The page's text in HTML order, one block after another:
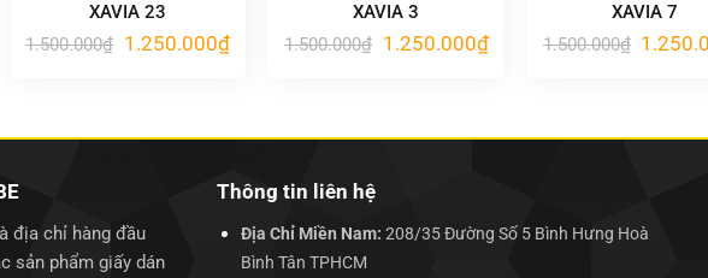
XAVIA 23
1.500.000₫ Giá
1.250.000₫Giá
hiện
XAVIA 3
1.500.000₫ Giá
1.250.000₫Giá
hiện
XAVIA 7
1.500.000₫ Giá
địa chỉ hàng đầu
sản phẩm giấy dán
Thông tin liên hệ
Địa Chỉ Miền Nam: 208/35 Đường Số 5 Bình Hưng Hoà
Bình Tân TPHCM